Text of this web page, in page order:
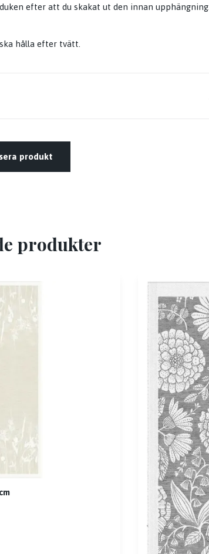
efter att du skakat ut den innan upphängning.
hålla efter tvätt.
produkt
produkter